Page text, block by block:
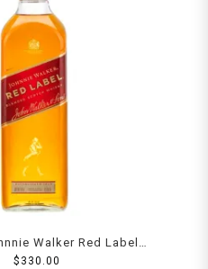
Walker Red Label
Scotch 700 ml
$ 330.00